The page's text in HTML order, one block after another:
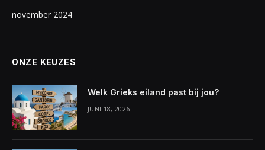
november 2024
ONZE KEUZES
Welk Grieks eiland past bij jou?
JUNI 18, 2026